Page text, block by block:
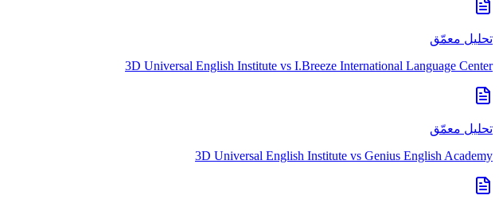
تحليل معمّق
3D Universal English Institute vs I.Breeze International Language Center
تحليل معمّق
3D Universal English Institute vs Genius English Academy